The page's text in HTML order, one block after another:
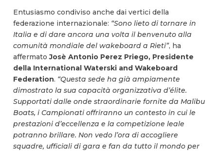
Entusiasmo condiviso anche dai vertici della
federazione internazionale: “Sono lieto di tornare in
Italia e di dare ancora una volta il benvenuto alla
comunità mondiale del wakeboard a Rieti”, ha
affermatoJosè Antonio Perez Priego, Presidente
della International Waterski and Wakeboard
Federation. “Questa sede ha già ampiamente
dimostrato la sua capacità organizzativa d’élite.
Supportati dalle onde straordinarie fornite da Malibu
Boats, i Campionati offriranno un contesto in cui le
prestazioni d’eccellenza e la competizione leale
potranno brillare. Non vedo l’ora di accogliere
squadre, ufficiali di gara e fan da tutto il mondo per